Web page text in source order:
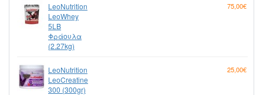
LeoNutrition
LeoWhey
5LB
Φράουλα
(2.27kg)
75,00€
LeoNutrition
LeoCreatine
300 (300gr)
25,00€